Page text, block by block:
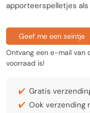
apporteerspelletjes
Geef me een seintje
Ontvang een e-mail van
voorraad is!
Gratis
Ook verzending